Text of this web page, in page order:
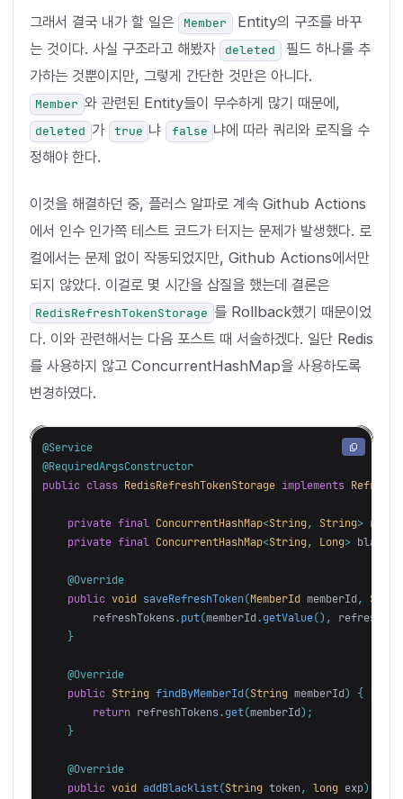
그래서 결국 내가 할 일은 Member
Entity의 구조를 바꾸
는 것이다. 사실 구조라고 해봤자
deleted
필드 하나를 추
가하는 것뿐이지만, 그렇게 간단한 것만은 아니다.
Member 와 관련된 Entity들이 무수하게 많기 때문에,
deleted 가 true 냐 false 냐에 따라 쿼리와 로직을 수
정해야 한다.
이것을 해결하던 중, 플러스 알파로 계속 Github Actions
에서 인수 인가쪽 테스트 코드가 터지는 문제가 발생했다. 로
컬에서는 문제 없이 작동되었지만, Github Actions에서만
되지 않았다. 이걸로 몇 시간을 삽질을 했는데 결론은
RedisRefreshTokenStorage 를 Rollback했기 때문이었
다. 이와 관련해서는 다음 포스트 때 서술하겠다. 일단 Redis
를 사용하지 않고 ConcurrentHashMap을 사용하도록
변경하였다.
@Service
@RequiredArgsConstructor
public class RedisRefreshTokenStorage implements
private final ConcurrentHashMap<String, String>
private final ConcurrentHashMap<String, Long>
@Override
public void saveRefreshToken(MemberId memberId ,
refreshTokens . put(memberId .getValue(),
}
@Override
public String findByMemberId(String memberId)
{
return refreshTokens .get(memberId);
}
@Override
public void addBlacklist(String token , long exp)